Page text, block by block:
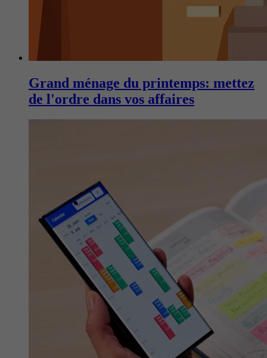
Grand ménage du printemps: mettez
de l'ordre dans vos affaires